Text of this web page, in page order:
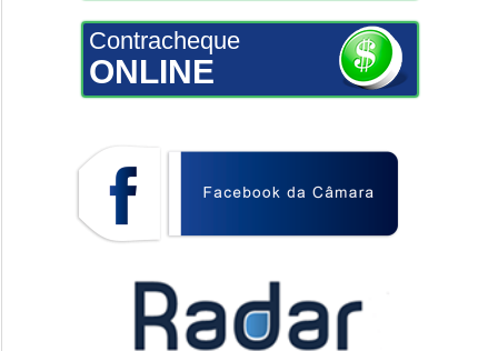
Contracheque
ONLINE